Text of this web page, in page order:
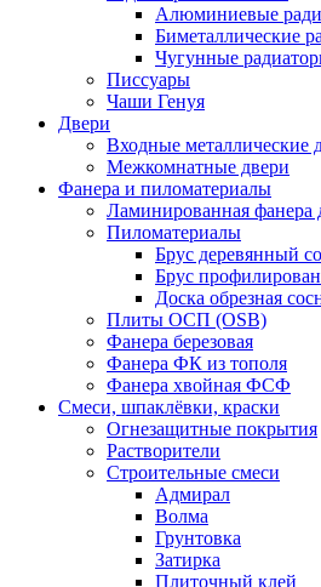
Алюминиевые
Биметаллические
Чугунные
Писсуары
Чаши Генуя
Двери
Входные металлические
Межкомнатные двери
Фанера и пиломатериалы
Ламинированная фанера
Пиломатериалы
Брус деревянный
Брус
Доска обрезная
Плиты ОСП (OSB)
Фанера березовая
Фанера ФК из тополя
Фанера хвойная ФСФ
Смеси, шпаклёвки, краски
Огнезащитные покрытия
Растворители
Строительные смеси
Адмирал
Волма
Грунтовка
Затирка
Плиточный клей